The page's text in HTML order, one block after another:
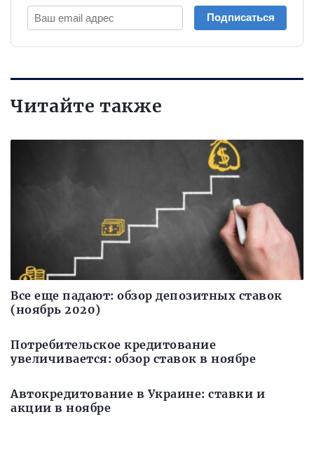
Подписаться
Читайте также
Все еще падают: обзор депозитных ставок
(ноябрь 2020)
Потребительское кредитование
увеличивается: обзор ставок в ноябре
Автокредитование в Украине: ставки и
акции в ноябре